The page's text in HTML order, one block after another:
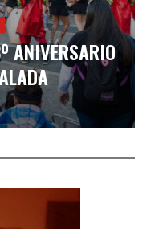
ANIVERSARIO